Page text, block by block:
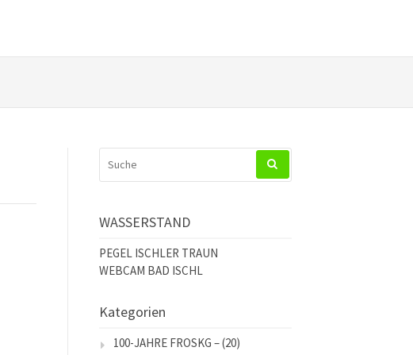
NACH:
WASSERSTAND
PEGEL ISCHLER TRAUN
WEBCAM BAD ISCHL
Kategorien
100-JAHRE FROSKG –(20)